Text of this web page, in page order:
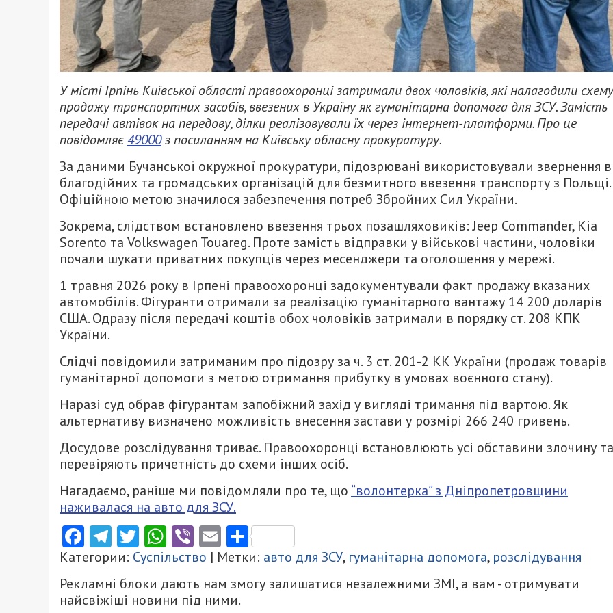
У місті Ірпінь Київської області правоохоронці затримали двох чоловіків, які налагодили схему
продажу транспортних засобів, ввезених в Україну як гуманітарна допомога для ЗСУ. Замість
передачі автівок на передову, ділки реалізовували їх через інтернет-платформи. Про це
повідомляє49000з посиланням на Київську обласну прокуратуру.
За даними Бучанської окружної прокуратури, підозрювані використовували звернення
благодійних та громадських організацій для безмитного ввезення транспорту з Польщі.
Офіційною метою значилося забезпечення потреб Збройних Сил України.
Зокрема, слідством встановлено ввезення трьох позашляховиків: Jeep Commander, Kia
Sorento та Volkswagen Touareg. Проте замість відправки у військові частини, чоловіки
почали шукати приватних покупців через месенджери та оголошення у мережі.
1 травня 2026 року в Ірпені правоохоронці задокументували факт продажу вказаних
автомобілів. Фігуранти отримали за реалізацію гуманітарного вантажу 14 200 доларів
США. Одразу після передачі коштів обох чоловіків затримали в порядку ст. 208 КПК
України.
Слідчі повідомили затриманим про підозру за ч. 3 ст. 201-2 КК України (продаж товарів
гуманітарної допомоги з метою отримання прибутку в умовах воєнного стану).
Наразі суд обрав фігурантам запобіжний захід у вигляді тримання під вартою. Як
альтернативу визначено можливість внесення застави у розмірі 266 240 гривень.
Досудове розслідування триває. Правоохоронці встановлюють усі обставини злочину та
перевіряють причетність до схеми інших осіб.
Нагадаємо, раніше ми повідомляли про те, що “волонтерка” з Дніпропетровщини
наживалася на авто для ЗСУ.
Facebook
Telegram
Twitter
WhatsApp
ViberEmailПоділитися
Категории: Суспільство | Метки: авто для ЗСУ, гуманітарна допомога, розслідування
Рекламні блоки дають нам змогу залишатися незалежними ЗМІ, а вам - отримувати
найсвіжіші новини під ними.